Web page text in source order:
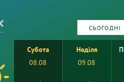
СЬОГОДНІ
Субота
08.08
Неділя
09.08